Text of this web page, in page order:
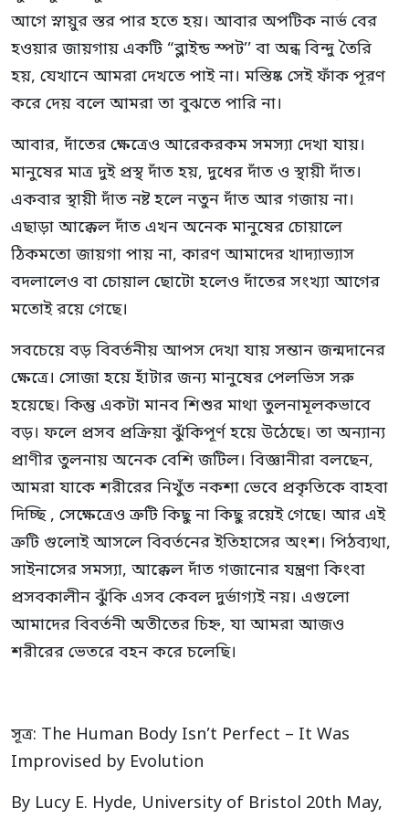
আগে স্নায়ুর স্তর পার হতে হয়। আবার অপটিক নার্ভ বের
হওয়ার জায়গায় একটি “ব্লাইন্ড স্পট’’ বা অন্ধ বিন্দু তৈরি
হয়, যেখানে আমরা দেখতে পাই না। মস্তিষ্ক সেই ফাঁক পূরণ
করে দেয় বলে আমরা তা বুঝতে পারি না।
আবার, দাঁতের ক্ষেত্রেও আরেকরকম সমস্যা দেখা যায়।
মানুষের মাত্র দুই প্রস্থ দাঁত হয়, দুধের দাঁত ও স্থায়ী দাঁত।
একবার স্থায়ী দাঁত নষ্ট হলে নতুন দাঁত আর গজায় না।
এছাড়া আক্কেল দাঁত এখন অনেক মানুষের চোয়ালে
ঠিকমতো জায়গা পায় না, কারণ আমাদের খাদ্যাভ্যাস
বদলালেও বা চোয়াল ছোটো হলেও দাঁতের সংখ্যা আগের
মতোই রয়ে গেছে।
সবচেয়ে বড় বিবর্তনীয় আপস দেখা যায় সন্তান জন্মদানের
ক্ষেত্রে। সোজা হয়ে হাঁটার জন্য মানুষের পেলভিস সরু
হয়েছে। কিন্তু একটা মানব শিশুর মাথা তুলনামূলকভাবে
বড়। ফলে প্রসব প্রক্রিয়া ঝুঁকিপূর্ণ হয়ে উঠেছে। তা অন্যান্য
প্রাণীর তুলনায় অনেক বেশি জটিল। বিজ্ঞানীরা বলছেন,
আমরা যাকে শরীরের নিখুঁত নকশা ভেবে প্রকৃতিকে বাহবা
দিচ্ছি , সেক্ষেত্রেও ত্রুটি কিছু না কিছু রয়েই গেছে। আর এই
ত্রুটি গুলোই আসলে বিবর্তনের ইতিহাসের অংশ। পিঠব্যথা,
সাইনাসের সমস্যা, আক্কেল দাঁত গজানোর যন্ত্রণা কিংবা
প্রসবকালীন ঝুঁকি এসব কেবল দুর্ভাগ্যই নয়। এগুলো
আমাদের বিবর্তনী অতীতের চিহ্ন, যা আমরা আজও
শরীরের ভেতরে বহন করে চলেছি।
সূত্র: The Human Body Isn’t Perfect – It Was
Improvised by Evolution
By Lucy E. Hyde, University of Bristol 20th May,